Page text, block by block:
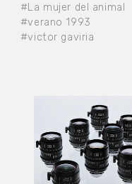
#La mujer del animal
#verano 1993
#victor gaviria